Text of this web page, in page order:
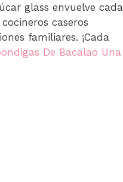
glass envuelve cada
caseros
familiares. ¡Cada
De Bacalao Una